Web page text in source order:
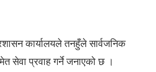
कार्यालयले तनहुँले सार्वजनिक
सेवा प्रवाह गर्ने जनाएको छ ।